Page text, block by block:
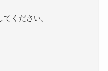
てください。